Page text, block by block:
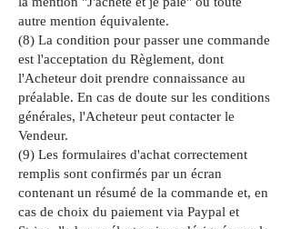
autre mention équivalente.
(8) La condition pour passer une commande
est l'acceptation du Règlement, dont
l'Acheteur doit prendre connaissance au
préalable. En cas de doute sur les conditions
générales, l'Acheteur peut contacter le
Vendeur.
(9) Les formulaires d'achat correctement
remplis sont confirmés par un écran
contenant un résumé de la commande et, en
cas de choix du paiement via Paypal et